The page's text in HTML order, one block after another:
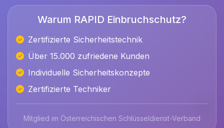
Warum RAPID Einbruchschutz?
Zertifizierte Sicherheitstechnik
Über 15.000 zufriedene Kunden
Individuelle Sicherheitskonzepte
Zertifizierte Techniker
Mitglied im Österreichischen Schlüsseldienst-Verband